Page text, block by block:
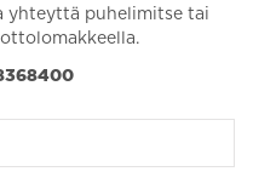
yhteyttä puhelimitse tai